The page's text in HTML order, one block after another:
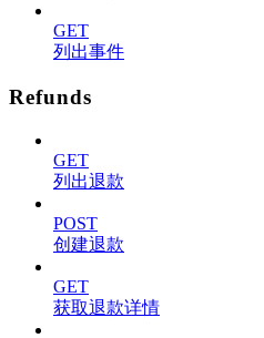
GET
列出事件
Refunds
GET
列出退款
POST
创建退款
GET
获取退款详情